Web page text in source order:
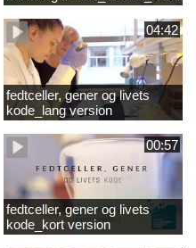
Compass 2030
04:42
fedtceller, gener og livets
kode_lang version
00:57
fedtceller, gener og livets
kode_kort version